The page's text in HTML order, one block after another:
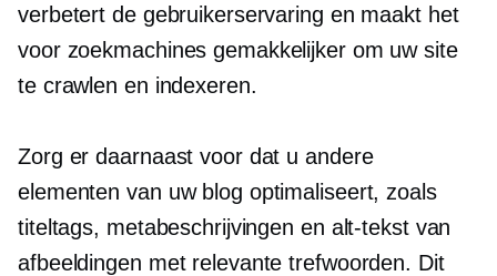
verbetert de gebruikerservaring en maakt het
voor zoekmachines gemakkelijker om uw site
te crawlen en indexeren.
Zorg er daarnaast voor dat u andere
elementen van uw blog optimaliseert, zoals
titeltags, metabeschrijvingen en alt-tekst van
afbeeldingen met relevante trefwoorden. Dit